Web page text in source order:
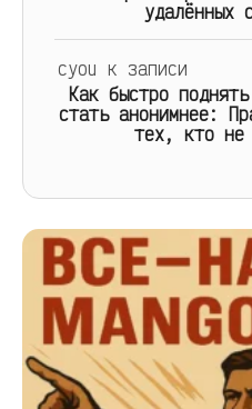
удалённых
cyou к записи
Как быстро
стать анонимнее:
тех, кто не